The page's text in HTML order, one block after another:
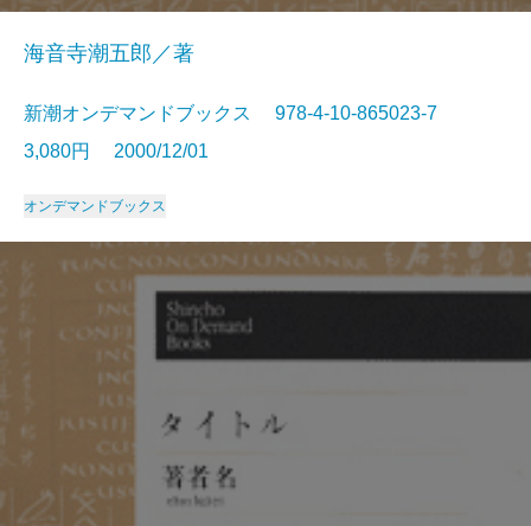
海音寺潮五郎／著
新潮オンデマンドブックス 978-4-10-865023-7
3,080円 2000/12/01
オンデマンドブックス